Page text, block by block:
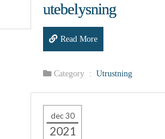
utebelysning
Read More
Category : Utrustning
dec 30
2021